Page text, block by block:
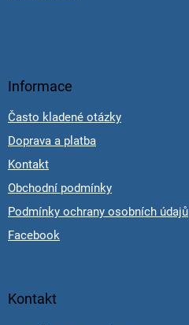
Informace
Často kladené otázky
Doprava a platba
Kontakt
Obchodní podmínky
Podmínky ochrany osobních údajů
Facebook
Kontakt